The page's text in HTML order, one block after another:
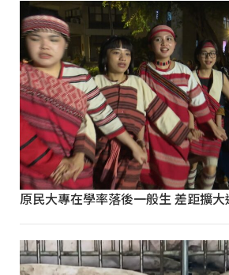
原民大專在學率落後一般生 差距擴大